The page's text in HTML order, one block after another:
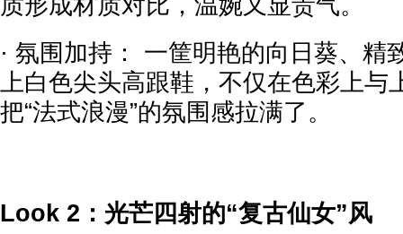
质形成材质对比，温婉又显贵气。
· 氛围加持： 一筐明艳的向日葵、精
上白色尖头高跟鞋，不仅在色彩上与
把“法式浪漫”的氛围感拉满了。
Look 2：光芒四射的“复古仙女”风